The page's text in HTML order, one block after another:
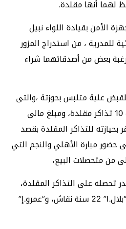
لهما أنها مقلدة.
الأمن بقيادة اللواء نبيل
للمدرية ، من استدراج المزور
بعض من أصدقائهما شراء
علية متلبس بحوزتة ،والتى
أسفرت عن ضبطه وبحوزته 10 تذاكر مقلدة، ومبلغ مالى
بحيازته للتذاكر المقلدة بقصد
حضور مبارة الأهلي والنجم التي
من متحصلات البيع،
تحصله على التذاكر المقلدة،
اعترف بتحصله عليها من “بلال.ا” 22 سنة نقاش، و”عمرو.إ”